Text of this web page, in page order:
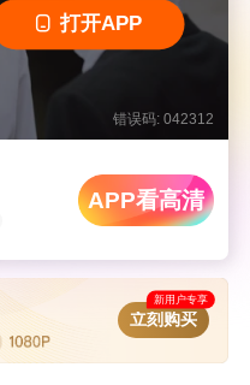
打开APP
错误码: 042312
APP看高清
新用户专享
立刻购买